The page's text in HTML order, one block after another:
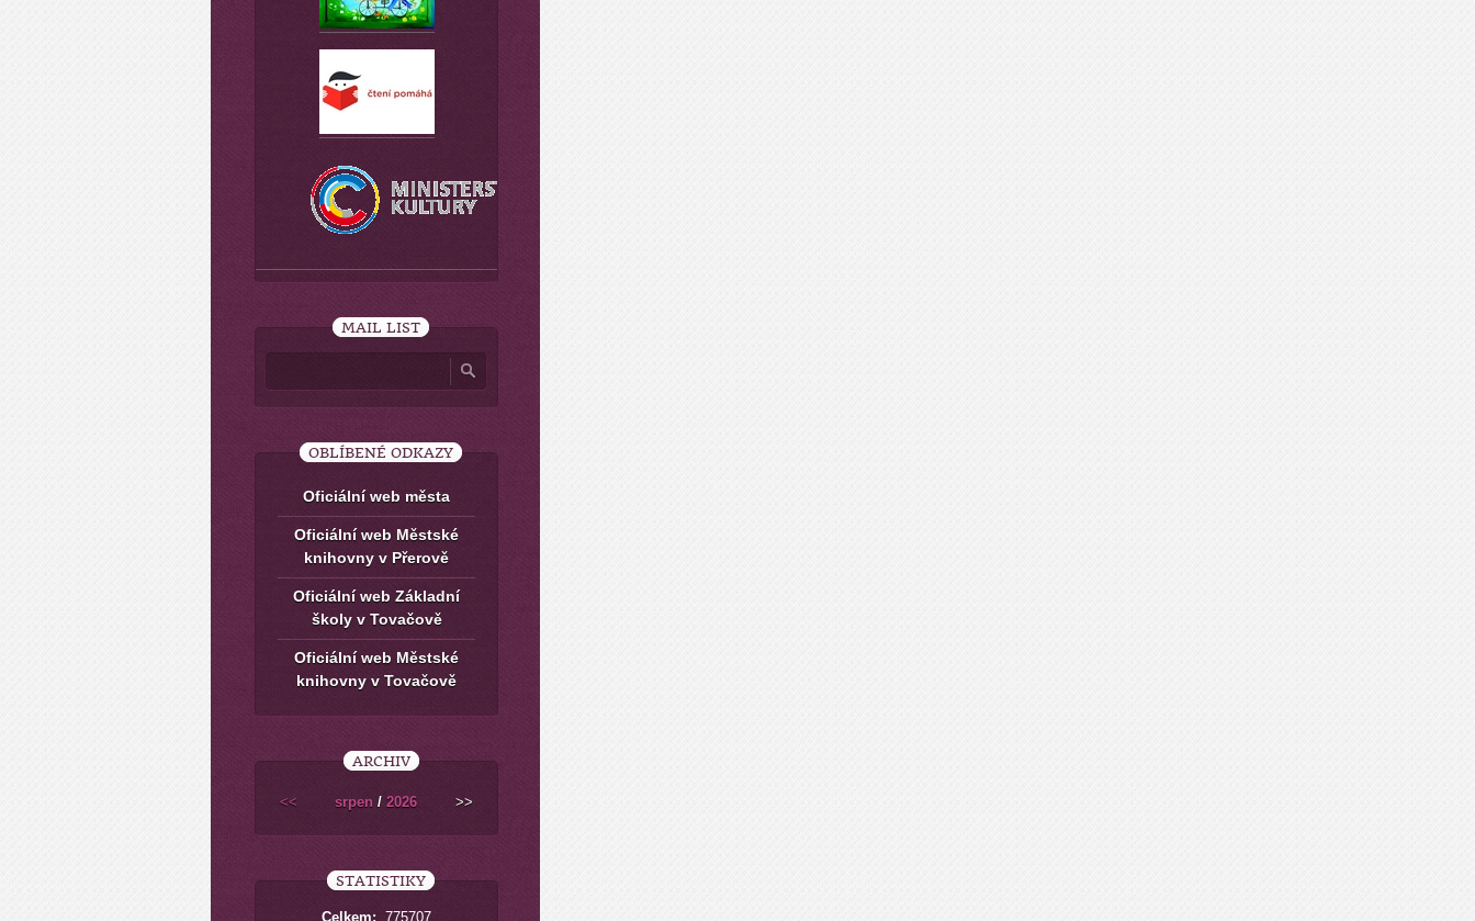
MAIL LIST
OBLÍBENÉ ODKAZY
Oficiální web města
Oficiální web Městské
knihovny v Přerově
Oficiální web Základní
školy v Tovačově
Oficiální web Městské
knihovny v Tovačově
ARCHIV
<< srpen / 2026 >>
STATISTIKY
Celkem: 775707